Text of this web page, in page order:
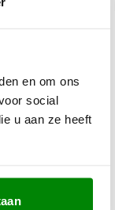
en om ons
social
u aan ze heeft
kunt